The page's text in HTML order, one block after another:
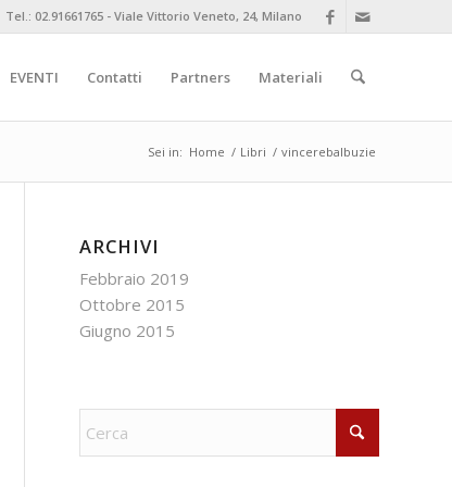
Tel.: 02.91661765 - Viale Vittorio Veneto, 24, Milano
EVENTI Contatti Partners Materiali
Sei in: Home / Libri / vincerebalbuzie
ARCHIVI
Febbraio 2019
Ottobre 2015
Giugno 2015